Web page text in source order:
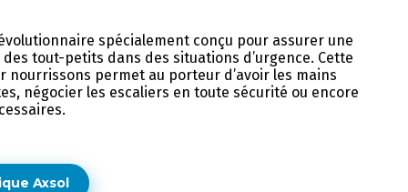
spécialement conçu pour assurer une
tout-petits dans des situations d’urgence. Cette
nourrissons permet au porteur d’avoir les mains
négocier les escaliers en toute sécurité ou encore
Axsol